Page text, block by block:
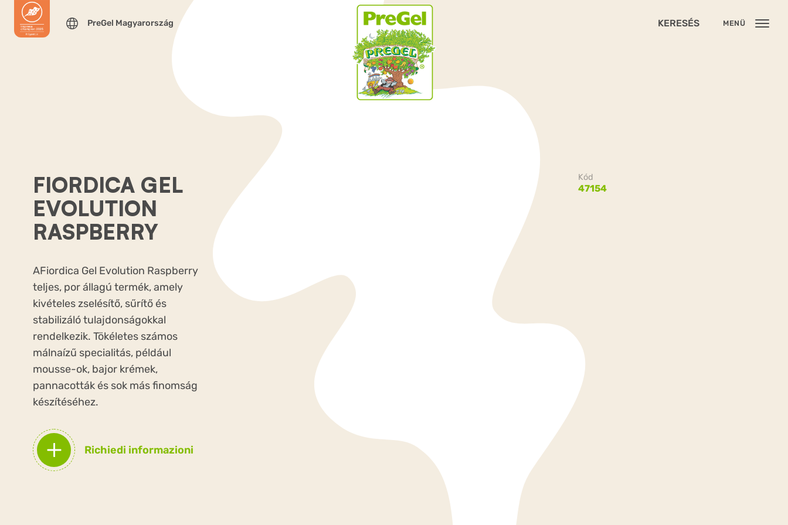
PreGel Magyarország KERESÉS MENÜ
FIORDICA GEL
EVOLUTION
RASPBERRY
AFiordica Gel Evolution Raspberry
teljes, por állagú termék, amely
kivételes zselésítő, sűrítő és
stabilizáló tulajdonságokkal
rendelkezik. Tökéletes számos
málnaízű specialitás, például
mousse-ok, bajor krémek,
pannacották és sok más finomság
készítéséhez.
Richiedi informazioni
Kód
47154